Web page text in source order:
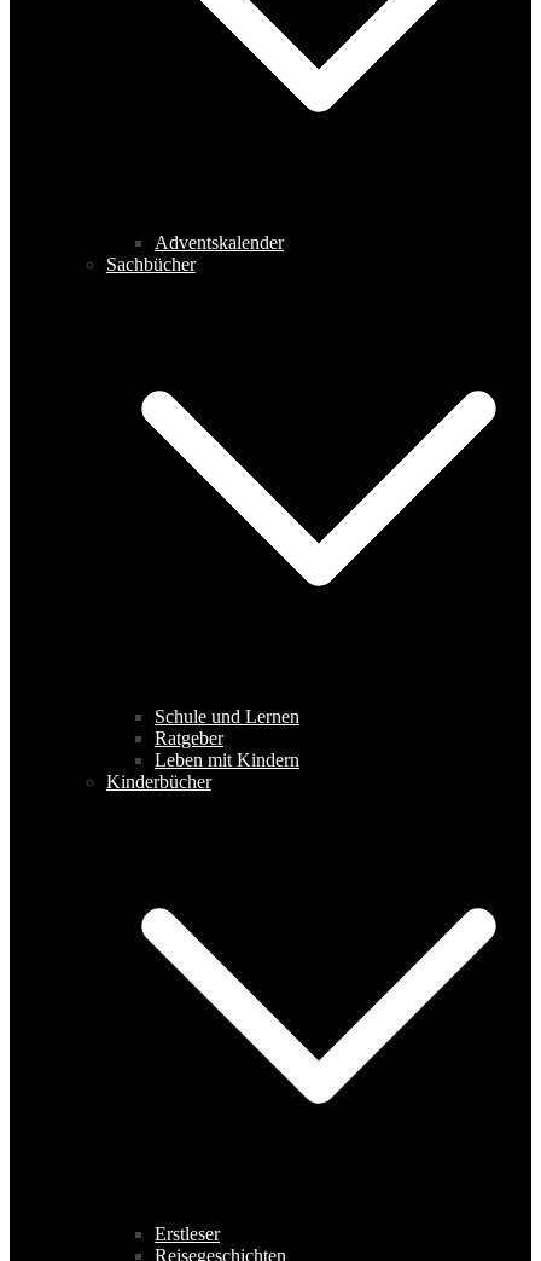
Adventskalender
Sachbücher
Schule und Lernen
Ratgeber
Leben mit Kindern
Kinderbücher
Erstleser
Reisegeschichten